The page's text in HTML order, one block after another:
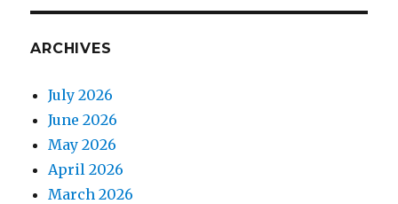
ARCHIVES
July 2026
June 2026
May 2026
April 2026
March 2026